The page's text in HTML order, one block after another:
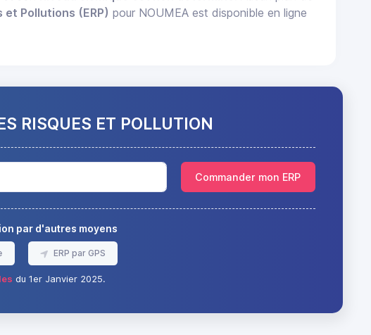
et Pollutions (ERP) pour NOUMEA est disponible en ligne
RISQUES ET POLLUTION
Commander mon ERP
par d'autres moyens
ERP par GPS
du 1er Janvier 2025.